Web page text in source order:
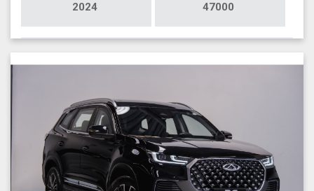
2024 47000